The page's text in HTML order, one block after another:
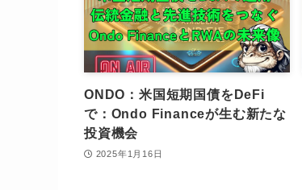
ONDO：米国短期国債をDeFi
で：Ondo Financeが生む新たな
投資機会
2025年1月16日